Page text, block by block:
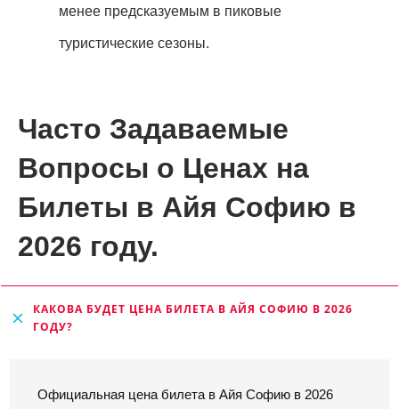
менее предсказуемым в пиковые
туристические сезоны.
Часто Задаваемые
Вопросы о Ценах на
Билеты в Айя Софию в
2026 году.
КАКОВА БУДЕТ ЦЕНА БИЛЕТА В АЙЯ СОФИЮ В 2026
ГОДУ?
Официальная цена билета в Айя Софию в 2026